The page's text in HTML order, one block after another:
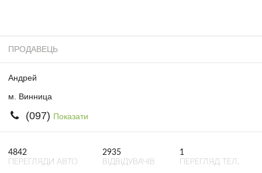
ПРОДАВЕЦЬ
Андрей
м. Винница
(097) Показати
4842
ПЕРЕГЛЯДИ АВТО
2935
ВІДВІДУВАЧІВ
1
ПЕРЕГЛЯД ТЕЛ.